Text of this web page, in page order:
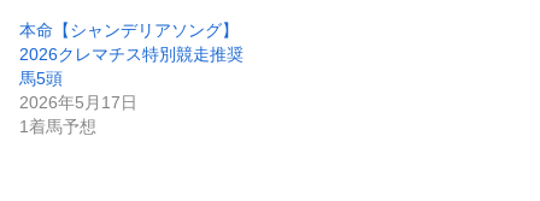
本命【シャンデリアソング】
2026クレマチス特別競走推奨
馬5頭
2026年5月17日
1着馬予想